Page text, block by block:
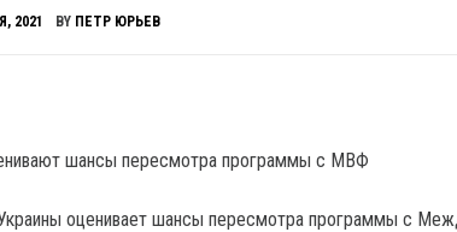
2021 BY ПЕТР ЮРЬЕВ
оценивает шансы пересмотра программы с